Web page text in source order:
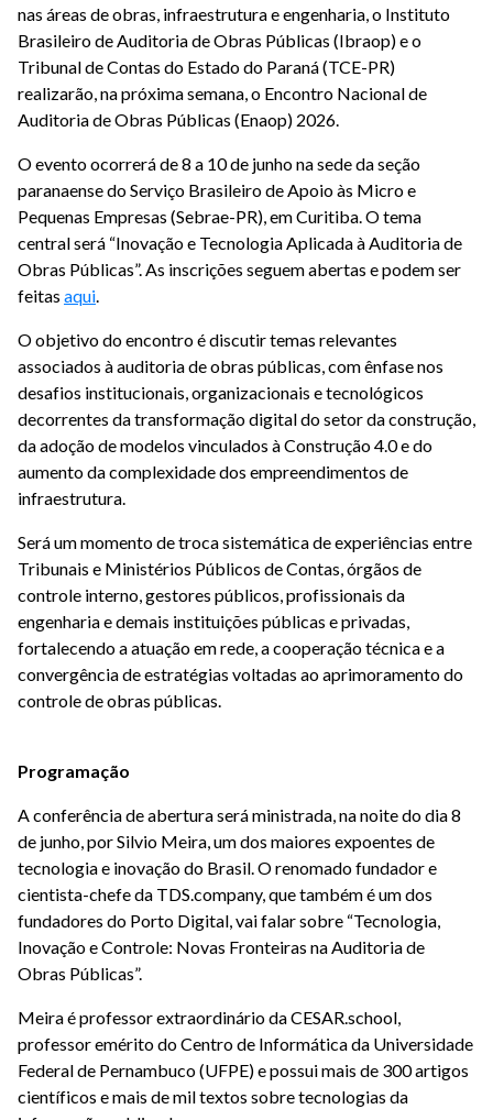
nas áreas de obras, infraestrutura e engenharia, o Instituto
Brasileiro de Auditoria de Obras Públicas (Ibraop) e o
Tribunal de Contas do Estado do Paraná (TCE-PR)
realizarão, na próxima semana, o Encontro Nacional de
Auditoria de Obras Públicas (Enaop) 2026.
O evento ocorrerá de 8 a 10 de junho na sede da seção
paranaense do Serviço Brasileiro de Apoio às Micro e
Pequenas Empresas (Sebrae-PR), em Curitiba. O tema
central será “Inovação e Tecnologia Aplicada à Auditoria de
Obras Públicas”. As inscrições seguem abertas e podem ser
feitas aqui.
O objetivo do encontro é discutir temas relevantes
associados à auditoria de obras públicas, com ênfase nos
desafios institucionais, organizacionais e tecnológicos
decorrentes da transformação digital do setor da construção,
da adoção de modelos vinculados à Construção 4.0 e do
aumento da complexidade dos empreendimentos de
infraestrutura.
Será um momento de troca sistemática de experiências entre
Tribunais e Ministérios Públicos de Contas, órgãos de
controle interno, gestores públicos, profissionais da
engenharia e demais instituições públicas e privadas,
fortalecendo a atuação em rede, a cooperação técnica e a
convergência de estratégias voltadas ao aprimoramento do
controle de obras públicas.
Programação
A conferência de abertura será ministrada, na noite do dia 8
de junho, por Silvio Meira, um dos maiores expoentes de
tecnologia e inovação do Brasil. O renomado fundador e
cientista-chefe da TDS.company, que também é um dos
fundadores do Porto Digital, vai falar sobre “Tecnologia,
Inovação e Controle: Novas Fronteiras na Auditoria de
Obras Públicas”.
Meira é professor extraordinário da CESAR.school,
professor emérito do Centro de Informática da Universidade
Federal de Pernambuco (UFPE) e possui mais de 300 artigos
científicos e mais de mil textos sobre tecnologias da